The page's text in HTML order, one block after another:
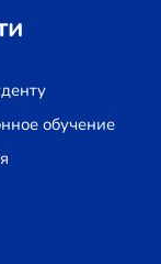
обучение